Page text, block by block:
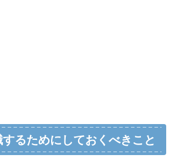
るためにしておくべきこと